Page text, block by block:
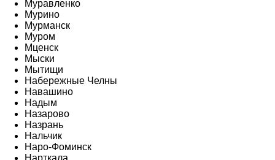
Муравленко
Мурино
Мурманск
Муром
Мценск
Мыски
Мытищи
Набережные Челны
Навашино
Надым
Назарово
Назрань
Нальчик
Наро-Фоминск
Нарткала